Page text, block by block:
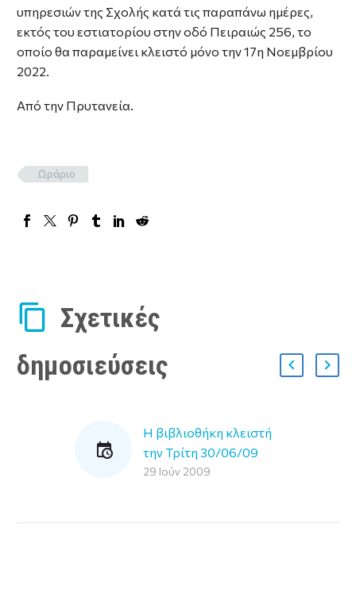
υπηρεσιών της Σχολής κατά τις παραπάνω ημέρες,
εκτός του εστιατορίου στην οδό Πειραιώς 256, το
οποίο θα παραμείνει κλειστό μόνο την 17η Νοεμβρίου
2022.
Από την Πρυτανεία.
Ωράριο
Σχετικές
δημοσιεύσεις
Η βιβλιοθήκη κλειστή
την Τρίτη 30/06/09
Η Βιβλιοθήκη στις
29 Ιούν 2009